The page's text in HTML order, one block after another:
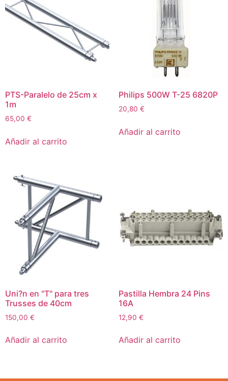
PTS-Paralelo de 25cm x
1m
65,00 €
Añadir al carrito
Philips 500W T-25 6820P
20,80 €
Añadir al carrito
Uni?n en "T" para tres
Trusses de 40cm
150,00 €
Añadir al carrito
Pastilla Hembra 24 Pins
16A
12,90 €
Añadir al carrito